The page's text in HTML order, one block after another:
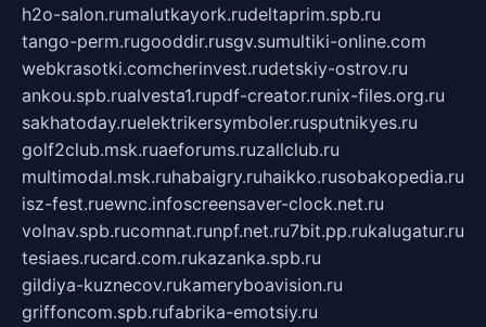
h2o-salon.rumalutkayork.rudeltaprim.spb.ru
tango-perm.rugooddir.rusgv.sumultiki-online.com
webkrasotki.comcherinvest.rudetskiy-ostrov.ru
ankou.spb.rualvesta1.rupdf-creator.runix-files.org.ru
sakhatoday.ruelektrikersymboler.rusputnikyes.ru
golf2club.msk.ruaeforums.ruzallclub.ru
multimodal.msk.ruhabaigry.ruhaikko.rusobakopedia.ru
isz-fest.ruewnc.infoscreensaver-clock.net.ru
volnav.spb.rucomnat.runpf.net.ru7bit.pp.rukalugatur.ru
tesiaes.rucard.com.rukazanka.spb.ru
gildiya-kuznecov.rukameryboavision.ru
griffoncom.spb.rufabrika-emotsiy.ru